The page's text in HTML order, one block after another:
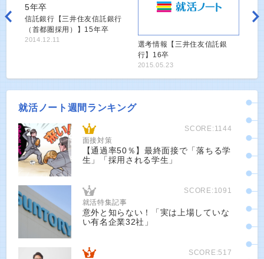
信託銀行【三井住友信託銀行
（首都圏採用）】15年卒
2014.12.11
選考情報【三井住友信託銀
行】16卒
2015.05.23
就活ノート週間ランキング
SCORE:1144
面接対策
【通過率50％】最終面接で「落ちる学
生」「採用される学生」
SCORE:1091
就活特集記事
意外と知らない！「実は上場していな
い有名企業32社」
SCORE:517